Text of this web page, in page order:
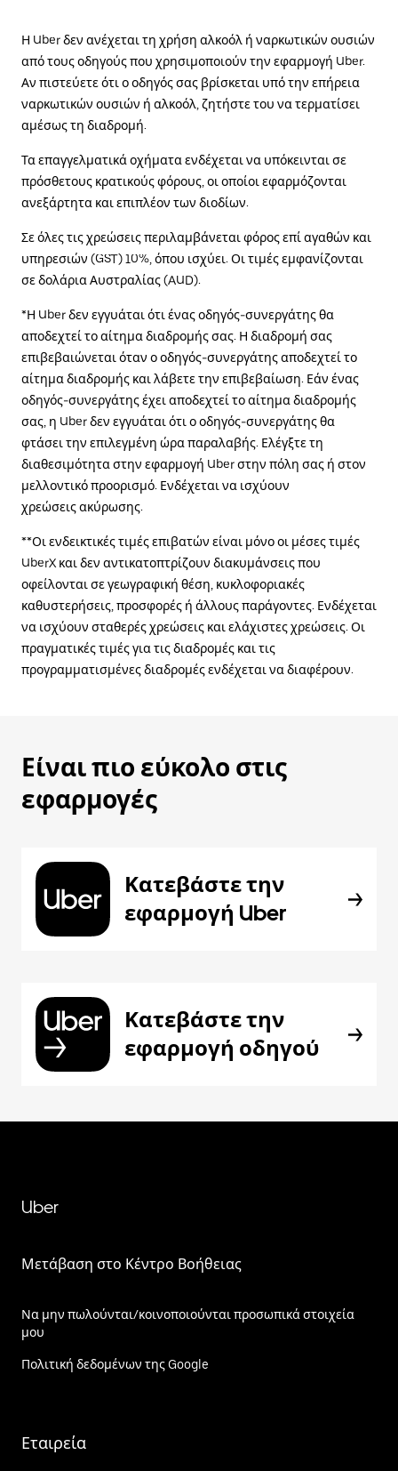
Η Uber δεν ανέχεται τη χρήση αλκοόλ ή ναρκωτικών ουσιών
από τους οδηγούς που χρησιμοποιούν την εφαρμογή Uber.
Αν πιστεύετε ότι ο οδηγός σας βρίσκεται υπό την επήρεια
ναρκωτικών ουσιών ή αλκοόλ, ζητήστε του να τερματίσει
αμέσως τη διαδρομή.
Τα επαγγελματικά οχήματα ενδέχεται να υπόκεινται σε
πρόσθετους κρατικούς φόρους, οι οποίοι εφαρμόζονται
ανεξάρτητα και επιπλέον των διοδίων.
Σε όλες τις χρεώσεις περιλαμβάνεται φόρος επί αγαθών και
υπηρεσιών (GST) 10%, όπου ισχύει. Οι τιμές εμφανίζονται
σε δολάρια Αυστραλίας (AUD).
*Η Uber δεν εγγυάται ότι ένας οδηγός-συνεργάτης θα
αποδεχτεί το αίτημα διαδρομής σας. Η διαδρομή σας
επιβεβαιώνεται όταν ο οδηγός-συνεργάτης αποδεχτεί το
αίτημα διαδρομής και λάβετε την επιβεβαίωση. Εάν ένας
οδηγός-συνεργάτης έχει αποδεχτεί το αίτημα διαδρομής
σας, η Uber δεν εγγυάται ότι ο οδηγός-συνεργάτης θα
φτάσει την επιλεγμένη ώρα παραλαβής. Ελέγξτε τη
διαθεσιμότητα στην εφαρμογή Uber στην πόλη σας ή στον
μελλοντικό προορισμό. Ενδέχεται να ισχύουν
χρεώσεις ακύρωσης.
**Οι ενδεικτικές τιμές επιβατών είναι μόνο οι μέσες τιμές
UberX και δεν αντικατοπτρίζουν διακυμάνσεις που
οφείλονται σε γεωγραφική θέση, κυκλοφοριακές
καθυστερήσεις, προσφορές ή άλλους παράγοντες. Ενδέχεται
να ισχύουν σταθερές χρεώσεις και ελάχιστες χρεώσεις. Οι
πραγματικές τιμές για τις διαδρομές και τις
προγραμματισμένες διαδρομές ενδέχεται να διαφέρουν.
Είναι πιο εύκολο στις
εφαρμογές
Κατεβάστε την
εφαρμογή Uber
Κατεβάστε την
εφαρμογή οδηγού
Uber
Μετάβαση στο Κέντρο Βοήθειας
Να μην πωλούνται/κοινοποιούνται προσωπικά στοιχεία
μου
Πολιτική δεδομένων της Google
Εταιρεία